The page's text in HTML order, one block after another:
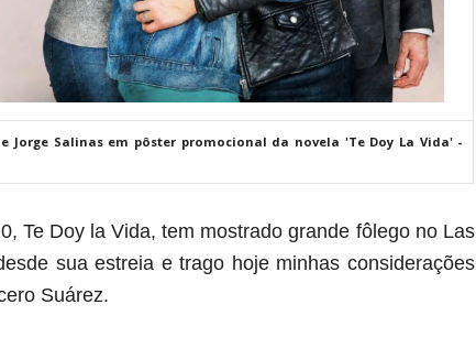
e Jorge Salinas em pôster promocional da novela 'Te Doy La Vida' -
Te Doy la Vida, tem mostrado grande fôlego no Las
sua estreia e trago hoje minhas considerações
Suárez.